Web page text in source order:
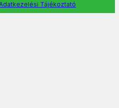
Tájékoztató